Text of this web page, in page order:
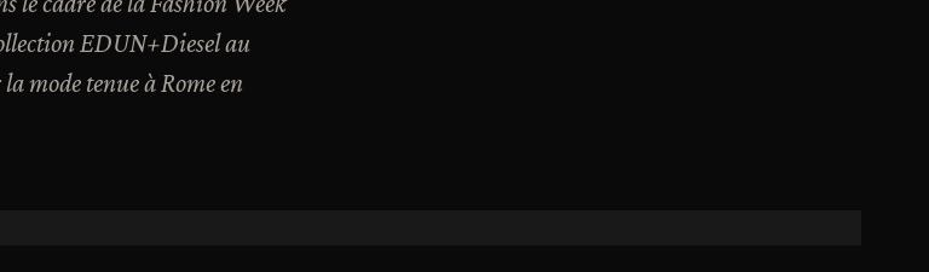
EDUN+Diesel au
mode tenue à Rome en